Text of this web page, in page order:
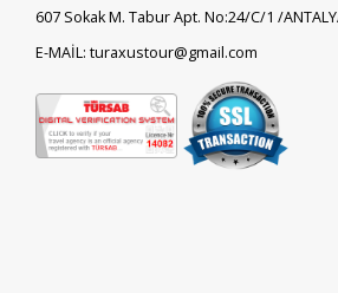
607 Sokak M. Tabur Apt. No:24/C/1 /
E-MAİL: turaxustour@gmail.com